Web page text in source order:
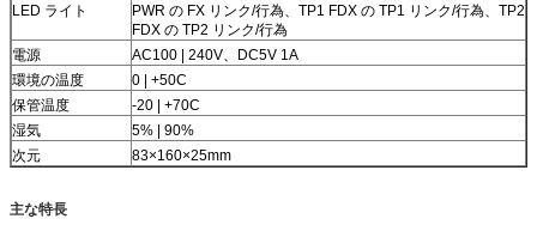
LED ライト
PWR の FX リンク/行為、TP1 FDX の TP1 リンク/行為、TP2
FDX の TP2 リンク/行為
電源
AC100 | 240V、DC5V 1A
環境の温度
0 | +50C
保管温度
-20 | +70C
湿気
5% | 90%
次元
83×160×25mm
主な特長